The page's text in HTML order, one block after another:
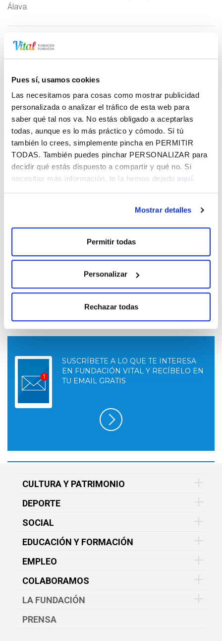
Pues sí, usamos cookies
Las necesitamos para cosas como mostrar publicidad
personalizada o analizar el tráfico de esta web para
saber qué tal nos va. No estás obligado a aceptarlas
todas, aunque es lo más práctico y cómodo. Sí tú
también lo crees, simplemente pincha en PERMITIR
TODAS. También puedes pinchar PERSONALIZAR para
decidir qué estás dispuesto a compartir y qué no. Si
necesitas más información, te la hemos dejado aquí.
Mostrar detalles
Permitir todas
Personalizar
Rechazar todas
Álava.
17
NOV.
OTROS
Haziaraba - Pato feo
SALA A
17 DE NOVIEMBRE 2024
16 OTROS
Haziaraba - Dulce de Leche
NOV. Haziaraba - Los Mussi
9 DE NOVIEMBRE DE 2024
SUSCRÍBETE A LO QUE TE INTERESA
EN FUNDACIÓN VITAL Y RECÍBELO EN
TU EMAIL GRATIS
CULTURA Y PATRIMONIO
DEPORTE
SOCIAL
EDUCACIÓN Y FORMACIÓN
EMPLEO
COLABORAMOS
LA FUNDACIÓN
PRENSA